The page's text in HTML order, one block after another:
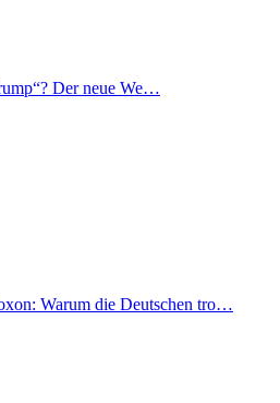
Der neue We…
Warum die Deutschen tro…